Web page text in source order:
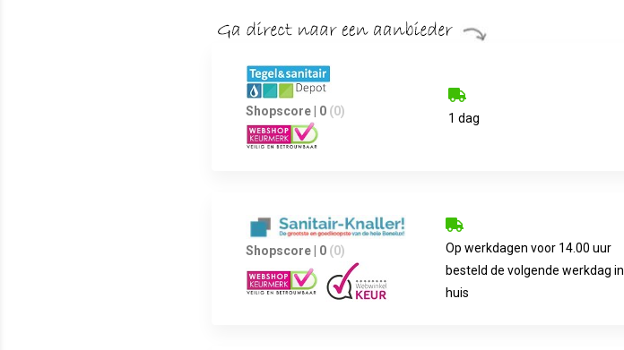
Shopscore | 0 (0) 1 dag
Shopscore | 0 (0)
Op werkdagen voor 14.00 uur
besteld de volgende werkdag in
huis